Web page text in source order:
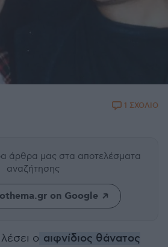
1 ΣΧΟΛΙΟ
άρθρα μας στα αποτελέσματα
αναζήτησης
on Google
ο αιφνίδιος θάνατος